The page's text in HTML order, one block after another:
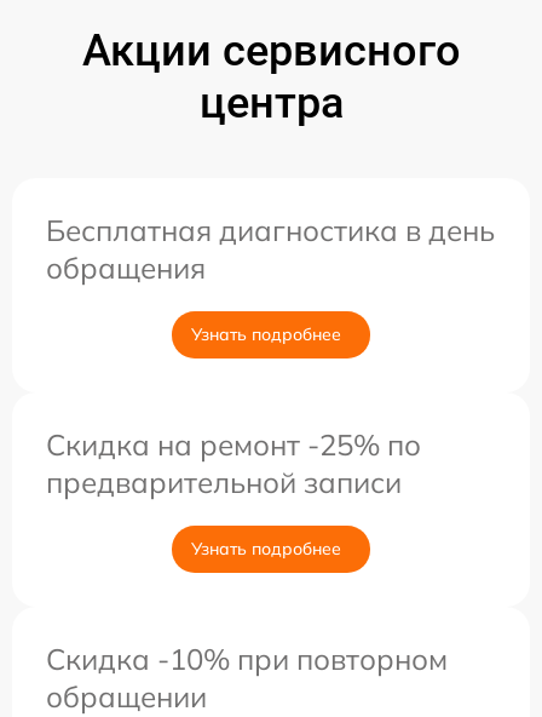
Акции сервисного
центра
Бесплатная диагностика в день
обращения
Узнать подробнее
Скидка на ремонт -25% по
предварительной записи
Узнать подробнее
Скидка -10% при повторном
обращении